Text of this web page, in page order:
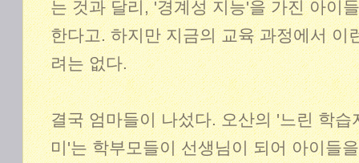
는 것과 달리, '경계성 지능'을 가진 아이
한다고. 하지만 지금의 교육 과정에서 이
려는 없다.
결국 엄마들이 나섰다. 오산의 '느린 학
미'는 학부모들이 선생님이 되어 아이들